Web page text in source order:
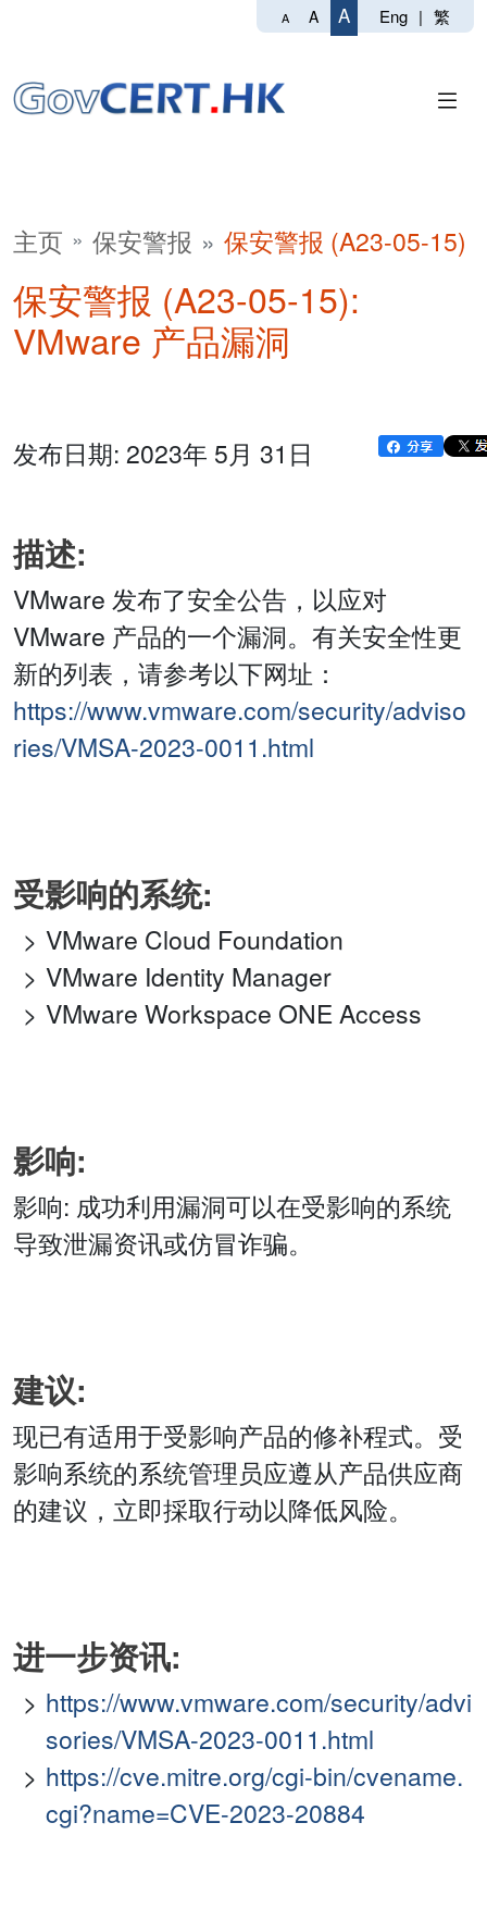
A A A Eng | 繁
主页 保安警报 保安警报 (A23-05-15)
保安警报 (A23-05-15):
VMware 产品漏洞
发布日期: 2023年 5月 31日
描述:
VMware 发布了安全公告，以应对
VMware 产品的一个漏洞。有关安全性更
新的列表，请参考以下网址：
https://www.vmware.com/security/adviso
ries/VMSA-2023-0011.html
受影响的系统:
VMware Cloud Foundation
VMware Identity Manager
VMware Workspace ONE Access
影响:
影响: 成功利用漏洞可以在受影响的系统
导致泄漏资讯或仿冒诈骗。
建议:
现已有适用于受影响产品的修补程式。受
影响系统的系统管理员应遵从产品供应商
的建议，立即採取行动以降低风险。
进一步资讯:
https://www.vmware.com/security/advi
sories/VMSA-2023-0011.html
https://cve.mitre.org/cgi-bin/cvename.
cgi?name=CVE-2023-20884